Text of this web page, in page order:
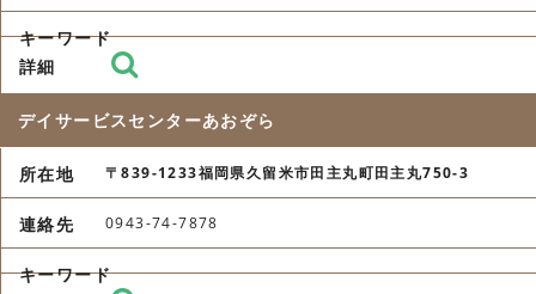
デイサービスセンターあおぞら
〒839-1233福岡県久留米市田主丸町田主丸750-3
0943-74-7878